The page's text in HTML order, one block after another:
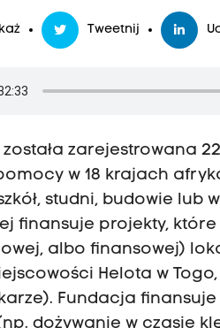
Tweetnij
zarejestrowana
w 18 krajach
studni, budowie
finansuje projekty,
albo finansowej)
Helota w
Fundacja
dożywanie w czasie